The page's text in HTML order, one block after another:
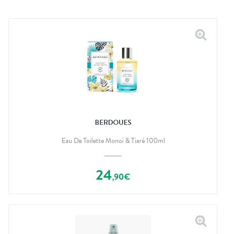
BERDOUES
Eau De Toilette Monoï & Tiaré 100ml
24,90€